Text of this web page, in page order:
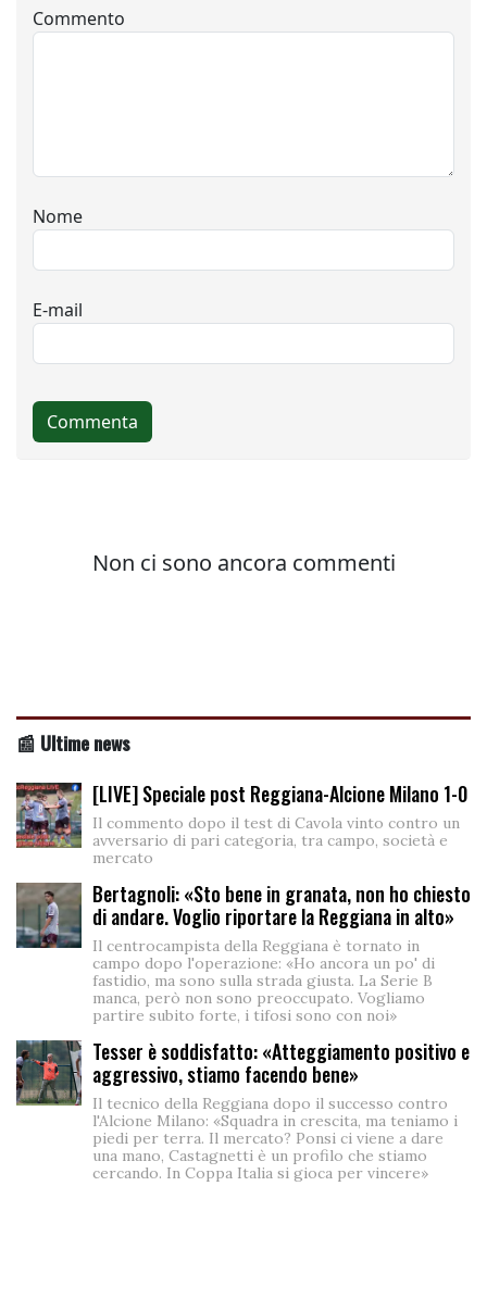
📰 Ultime news
[LIVE] Speciale post Reggiana-Alcione Milano 1-0
Il commento dopo il test di Cavola vinto contro un
avversario di pari categoria, tra campo, società e
mercato
Bertagnoli: «Sto bene in granata, non ho chiesto
di andare. Voglio riportare la Reggiana in alto»
Il centrocampista della Reggiana è tornato in
campo dopo l'operazione: «Ho ancora un po' di
fastidio, ma sono sulla strada giusta. La Serie B
manca, però non sono preoccupato. Vogliamo
partire subito forte, i tifosi sono con noi»
Tesser è soddisfatto: «Atteggiamento positivo e
aggressivo, stiamo facendo bene»
Il tecnico della Reggiana dopo il successo contro
l'Alcione Milano: «Squadra in crescita, ma teniamo i
piedi per terra. Il mercato? Ponsi ci viene a dare
una mano, Castagnetti è un profilo che stiamo
cercando. In Coppa Italia si gioca per vincere»